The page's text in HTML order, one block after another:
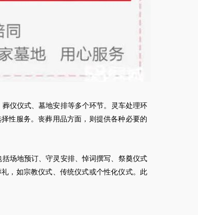
仪仪式、墓地安排等多个环节。 灵车处理环
性服务。丧葬用品方面，则提供各种必要的
场地预订、守灵安排、悼词撰写、祭奠仪式
，如宗教仪式、传统仪式或个性化仪式。此